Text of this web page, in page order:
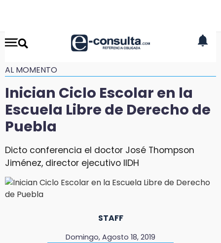
AL MOMENTO
Inician Ciclo Escolar en la
Escuela Libre de Derecho de
Puebla
Dicto conferencia el doctor José Thompson
Jiménez, director ejecutivo IIDH
STAFF
Domingo, Agosto 18, 2019